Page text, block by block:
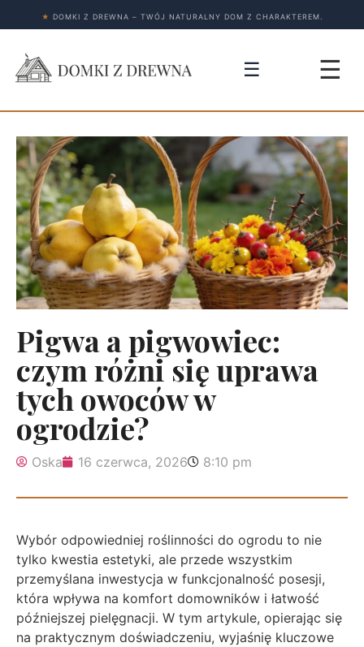
★ DOMKI Z DREWNA – TWÓJ NATURALNY DOM Z CHARAKTEREM.
☰ ☰
Pigwa a pigwowiec:
czym różni się uprawa
tych owoców w
ogrodzie?
Oska 16 czerwca, 2026 8:10 pm
Wybór odpowiedniej roślinności do ogrodu to nie
tylko kwestia estetyki, ale przede wszystkim
przemyślana inwestycja w funkcjonalność posesji,
która wpływa na komfort domowników i łatwość
późniejszej pielęgnacji. W tym artykule, opierając się
na praktycznym doświadczeniu, wyjaśnię kluczowe